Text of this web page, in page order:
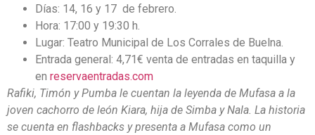
Días: 14, 16 y 17 de febrero.
Hora: 17:00 y 19:30 h.
Lugar: Teatro Municipal de Los Corrales de Buelna.
Entrada general: 4,71€ venta de entradas en taquilla y
en reservaentradas.com
Rafiki, Timón y Pumba le cuentan la leyenda de Mufasa a la
joven cachorro de león Kiara, hija de Simba y Nala. La historia
se cuenta en flashbacks y presenta a Mufasa como un